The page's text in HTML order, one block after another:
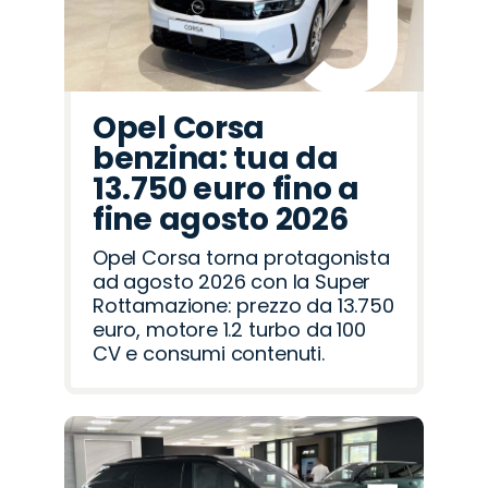
Opel Corsa
benzina: tua da
13.750 euro fino a
fine agosto 2026
Opel Corsa torna protagonista
ad agosto 2026 con la Super
Rottamazione: prezzo da 13.750
euro, motore 1.2 turbo da 100
CV e consumi contenuti.